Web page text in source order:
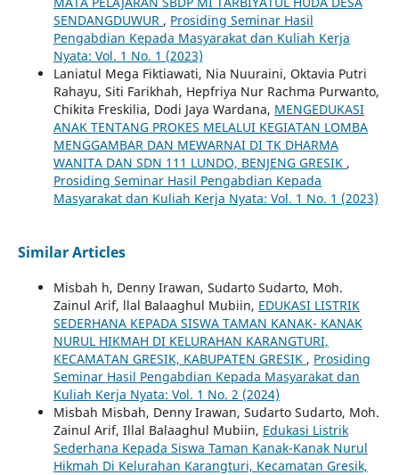
SENDANGDUWUR , Prosiding Seminar Hasil
Pengabdian Kepada Masyarakat dan Kuliah Kerja
Nyata: Vol. 1 No. 1 (2023)
Laniatul Mega Fiktiawati, Nia Nuuraini, Oktavia Putri
Rahayu, Siti Farikhah, Hepfriya Nur Rachma Purwanto,
Chikita Freskilia, Dodi Jaya Wardana, MENGEDUKASI
ANAK TENTANG PROKES MELALUI KEGIATAN LOMBA
MENGGAMBAR DAN MEWARNAI DI TK DHARMA
WANITA DAN SDN 111 LUNDO, BENJENG GRESIK ,
Prosiding Seminar Hasil Pengabdian Kepada
Masyarakat dan Kuliah Kerja Nyata: Vol. 1 No. 1 (2023)
Similar Articles
Misbah h, Denny Irawan, Sudarto Sudarto, Moh.
Zainul Arif, llal Balaaghul Mubiin, EDUKASI LISTRIK
SEDERHANA KEPADA SISWA TAMAN KANAK- KANAK
NURUL HIKMAH DI KELURAHAN KARANGTURI,
KECAMATAN GRESIK, KABUPATEN GRESIK , Prosiding
Seminar Hasil Pengabdian Kepada Masyarakat dan
Kuliah Kerja Nyata: Vol. 1 No. 2 (2024)
Misbah Misbah, Denny Irawan, Sudarto Sudarto, Moh.
Zainul Arif, Illal Balaaghul Mubiin, Edukasi Listrik
Sederhana Kepada Siswa Taman Kanak-Kanak Nurul
Hikmah Di Kelurahan Karangturi, Kecamatan Gresik,